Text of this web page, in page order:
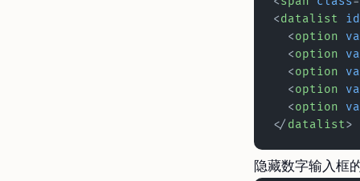
<datalist id
  <
option
  <
option
  <
option
  <
option
  <
option
</ datalist>
隐藏数字输入框